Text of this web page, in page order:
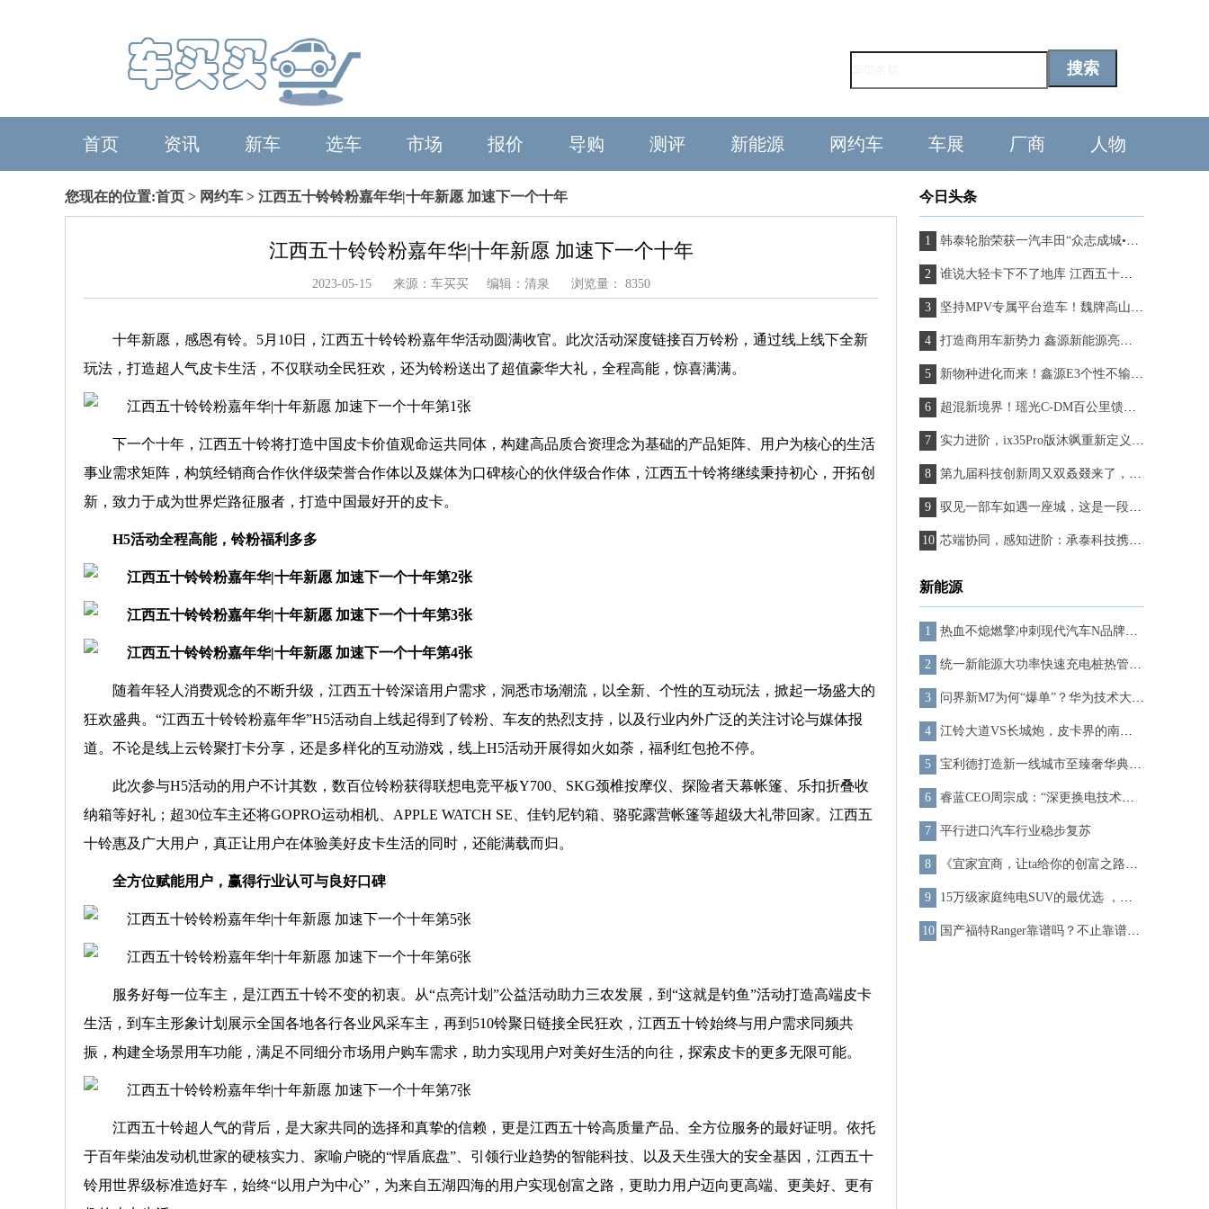
首页 资讯 新车 选车 市场 报价 导购 测评 新能源 网约车 车展 厂商 人物
您现在的位置:首页 > 网约车 > 江西五十铃铃粉嘉年华|十年新愿 加速下一个十年
江西五十铃铃粉嘉年华|十年新愿 加速下一个十年
2023-05-15 来源：车买买 编辑：清泉 浏览量： 8350
十年新愿，感恩有铃。5月10日，江西五十铃铃粉嘉年华活动圆满收官。此次活动深度链接百万铃粉，通过线上线下全新
玩法，打造超人气皮卡生活，不仅联动全民狂欢，还为铃粉送出了超值豪华大礼，全程高能，惊喜满满。
下一个十年，江西五十铃将打造中国皮卡价值观命运共同体，构建高品质合资理念为基础的产品矩阵、用户为核心的生活
事业需求矩阵，构筑经销商合作伙伴级荣誉合作体以及媒体为口碑核心的伙伴级合作体，江西五十铃将继续秉持初心，开拓创
新，致力于成为世界烂路征服者，打造中国最好开的皮卡。
H5活动全程高能，铃粉福利多多
随着年轻人消费观念的不断升级，江西五十铃深谙用户需求，洞悉市场潮流，以全新、个性的互动玩法，掀起一场盛大的
狂欢盛典。“江西五十铃铃粉嘉年华”H5活动自上线起得到了铃粉、车友的热烈支持，以及行业内外广泛的关注讨论与媒体报
道。不论是线上云铃聚打卡分享，还是多样化的互动游戏，线上H5活动开展得如火如荼，福利红包抢不停。
此次参与H5活动的用户不计其数，数百位铃粉获得联想电竞平板Y700、SKG颈椎按摩仪、探险者天幕帐篷、乐扣折叠收
纳箱等好礼；超30位车主还将GOPRO运动相机、APPLE WATCH SE、佳钓尼钓箱、骆驼露营帐篷等超级大礼带回家。江西五
十铃惠及广大用户，真正让用户在体验美好皮卡生活的同时，还能满载而归。
全方位赋能用户，赢得行业认可与良好口碑
服务好每一位车主，是江西五十铃不变的初衷。从“点亮计划”公益活动助力三农发展，到“这就是钓鱼”活动打造高端皮卡
生活，到车主形象计划展示全国各地各行各业风采车主，再到510铃聚日链接全民狂欢，江西五十铃始终与用户需求同频共
振，构建全场景用车功能，满足不同细分市场用户购车需求，助力实现用户对美好生活的向往，探索皮卡的更多无限可能。
江西五十铃超人气的背后，是大家共同的选择和真挚的信赖，更是江西五十铃高质量产品、全方位服务的最好证明。依托
于百年柴油发动机世家的硬核实力、家喻户晓的“悍盾底盘”、引领行业趋势的智能科技、以及天生强大的安全基因，江西五十
铃用世界级标准造好车，始终“以用户为中心”，为来自五湖四海的用户实现创富之路，更助力用户迈向更高端、更美好、更有
今日头条
韩泰轮胎荣获一汽丰田“众志成城•丰茂奖”
谁说大轻卡下不了地库 江西五十铃翼放地库版开创新标杆
坚持MPV专属平台造车！魏牌高山比你想象得更硬核
打造商用车新势力 鑫源新能源亮相2023智博会
新物种进化而来！鑫源E3个性不输特斯拉Cybertruck
超混新境界！瑶光C-DM百公里馈电油耗仅1.82L
实力进阶，ix35Pro版沐飒重新定义紧凑级SUV产品价值
第九届科技创新周又双叒叕来了，东风汽车将带来哪些“跃迁”惊喜？
驭见一部车如遇一座城，这是一段艾瑞泽8全优实力绽放厦门的难忘之旅
芯端协同，感知进阶：承泰科技携手英飞凌探索下一代雷达架构
新能源
热血不熄燃擎冲刺现代汽车N品牌即将征战2023 TCR World与TCR China决赛
统一新能源大功率快速充电桩热管理液和普通功率的区别
问界新M7为何“爆单”？华为技术大拿从专业角度来解读！
江铃大道VS长城炮，皮卡界的南北之争，是时候有定论了
宝利德打造新一线城市至臻奢华典范，劳斯莱斯杭州滨江店隆重启幕
睿蓝CEO周宗成：“深更换电技术，推动新能源汽车产业健康发展”
平行进口汽车行业稳步复苏
《宜家宜商，让ta给你的创富之路加加速》
15万级家庭纯电SUV的最优选 ，奇瑞舒享家强势炸场广州品鉴会
国产福特Ranger靠谱吗？不止靠谱还有升级越野感受